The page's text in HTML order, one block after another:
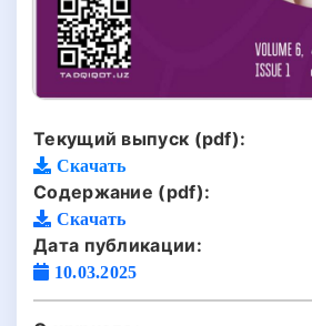
Текущий выпуск (pdf):
Скачать
Содержание (pdf):
Скачать
Дата публикации:
10.03.2025